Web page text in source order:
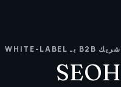
شريك B2B بـ WHITE-LABEL
SEOH